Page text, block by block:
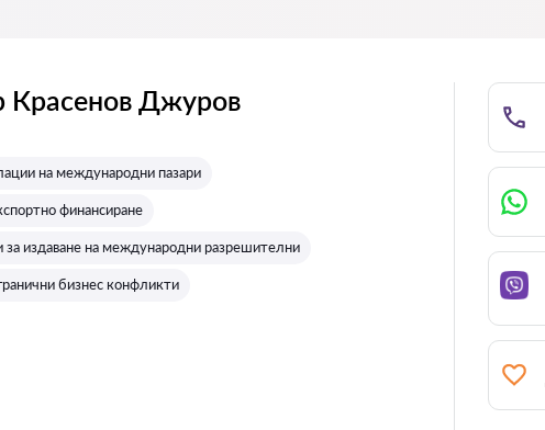
Красенов Джуров
на международни пазари
финансиране
за издаване на международни разрешителни
бизнес конфликти